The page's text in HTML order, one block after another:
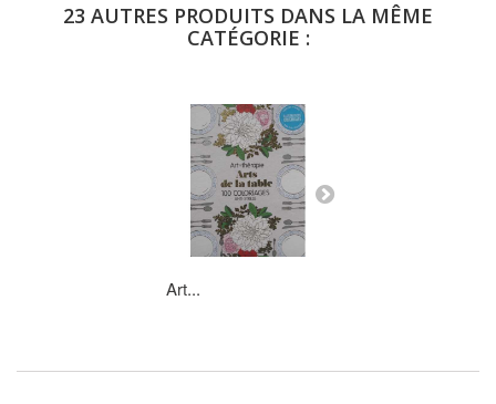
23 AUTRES PRODUITS DANS LA MÊME
CATÉGORIE :
Art...